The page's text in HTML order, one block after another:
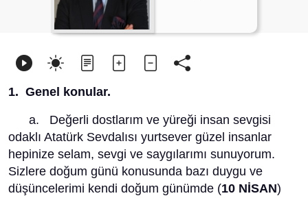
1. Genel konular.
a. Değerli dostlarım ve yüreği insan sevgisi
odaklı Atatürk Sevdalısı yurtsever güzel insanlar
hepinize selam, sevgi ve saygılarımı sunuyorum.
Sizlere doğum günü konusunda bazı duygu ve
düşüncelerimi kendi doğum günümde (10 NİSAN)